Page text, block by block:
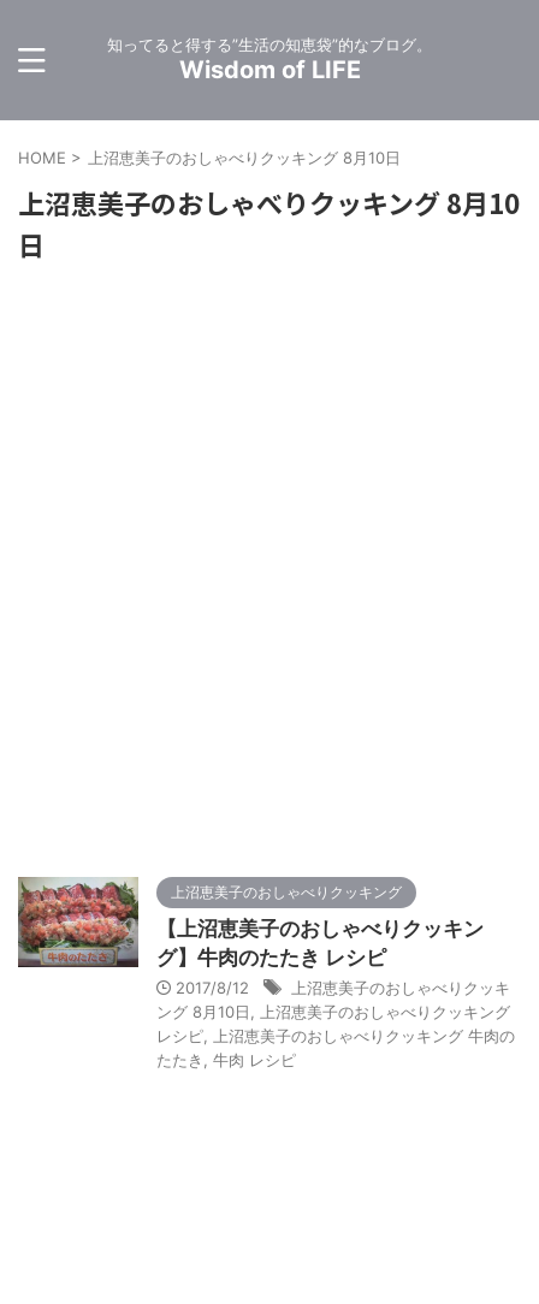
知ってると得する”生活の知恵袋”的なブログ。
Wisdom of LIFE
HOME > 上沼恵美子のおしゃべりクッキング 8月10日
上沼恵美子のおしゃべりクッキング 8月10
日
上沼恵美子のおしゃべりクッキング
【上沼恵美子のおしゃべりクッキン
グ】牛肉のたたき レシピ
2017/8/12
上沼恵美子のおしゃべりクッキ
ング 8月10日
上沼恵美子のおしゃべりクッキング
レシピ
上沼恵美子のおしゃべりクッキング 牛肉の
たたき
牛肉 レシピ